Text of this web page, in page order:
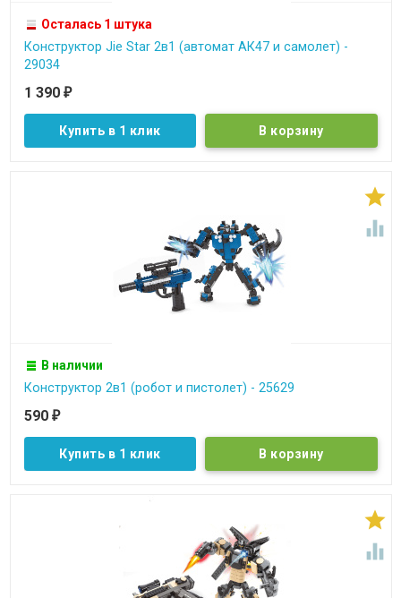
Осталась 1 штука
Конструктор Jie Star 2в1 (автомат АК47 и самолет) -
29034
1 390 ₽
Купить в 1 клик


В наличии
Конструктор 2в1 (робот и пистолет) - 25629
590 ₽
Купить в 1 клик

